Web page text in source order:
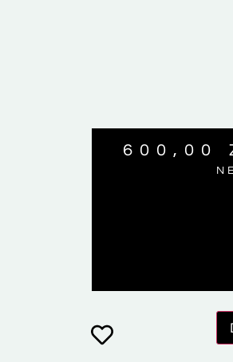
600,00